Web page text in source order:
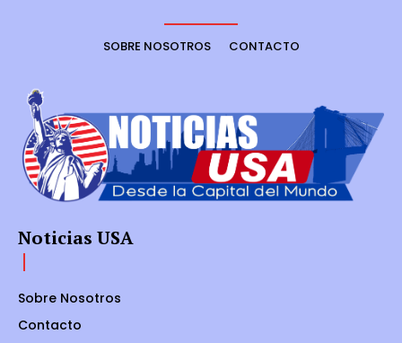
SOBRE NOSOTROS CONTACTO
Noticias USA
Sobre Nosotros
Contacto